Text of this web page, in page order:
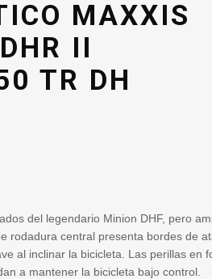
MAXXIS
II
TR DH
del legendario Minion DHF, pero
rodadura central presenta bordes de
al inclinar la bicicleta. Las perillas
a mantener la bicicleta bajo control.